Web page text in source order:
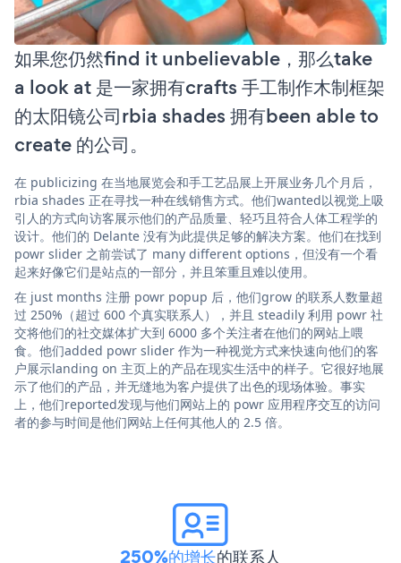
如果您仍然find it unbelievable，那么take
a look at 是一家拥有crafts 手工制作木制框架
的太阳镜公司rbia shades 拥有been able to
create 的公司。
在 publicizing 在当地展览会和手工艺品展上开展业务几个月后，
rbia shades 正在寻找一种在线销售方式。他们wanted以视觉上吸
引人的方式向访客展示他们的产品质量、轻巧且符合人体工程学的
设计。他们的 Delante 没有为此提供足够的解决方案。他们在找到
powr slider 之前尝试了 many different options，但没有一个看
起来好像它们是站点的一部分，并且笨重且难以使用。
在 just months 注册 powr popup 后，他们grow 的联系人数量超
过 250%（超过 600 个真实联系人），并且 steadily 利用 powr 社
交将他们的社交媒体扩大到 6000 多个关注者在他们的网站上喂
食。他们added powr slider 作为一种视觉方式来快速向他们的客
户展示landing on 主页上的产品在现实生活中的样子。它很好地展
示了他们的产品，并无缝地为客户提供了出色的现场体验。事实
上，他们reported发现与他们网站上的 powr 应用程序交互的访问
者的参与时间是他们网站上任何其他人的 2.5 倍。
250%的增长的联系人